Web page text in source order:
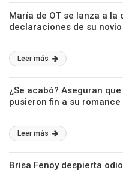
María de OT se lanza a la
declaraciones de su novio
Leer más
¿Se acabó? Aseguran
pusieron fin a su romance
Leer más
Brisa Fenoy despierta